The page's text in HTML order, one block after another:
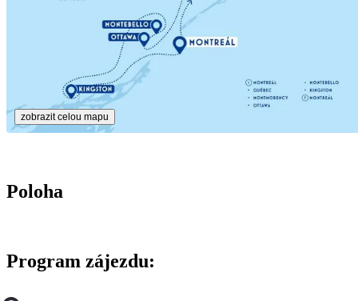
zobrazit celou mapu
Poloha
Program zájezdu: